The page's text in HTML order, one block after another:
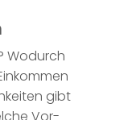
Wodurch
gibt